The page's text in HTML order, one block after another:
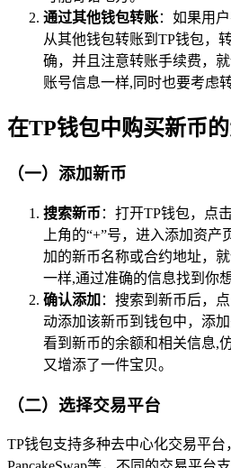
通过其他钱包转账：如果用
从其他钱包转账到TP钱包，
确，并且注意转账手续费，
账号信息一样,同时也要考虑
在TP钱包中购买新币
（一）添加新币
搜索新币 ：打开TP钱包，点
上角的“+”号，进入添加资
加的新币名称或合约地址，
一样,通过准确的信息找到你
确认添加 ：搜索到新币后，
动添加该新币到钱包中，添
看到新币的余额和相关信息,
又增添了一件宝贝。
（二）选择交易平台
TP钱包支持多种去中心化交易平台